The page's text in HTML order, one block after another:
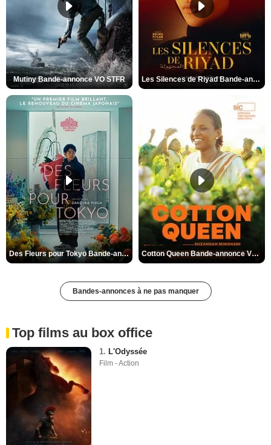
Mutiny Bande-annonce VO STFR Les Silences de Riyad Bande-annonce VO STFR
Des Fleurs pour Tokyo Bande-annonce VO STFR Cotton Queen Bande-annonce VO STFR
Bandes-annonces à ne pas manquer
Top films au box office
1. L'Odyssée
Film - Action